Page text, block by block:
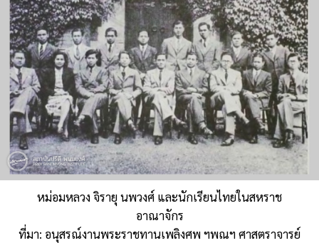
หม่อมหลวง จิรายุ นพวงศ์ และนักเรียนไทยในสหราช
อาณาจักร
ที่มา: อนุสรณ์งานพระราชทานเพลิงศพ ฯพณฯ ศาสตราจารย์